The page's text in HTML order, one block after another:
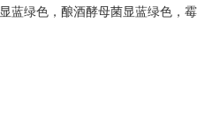
蓝绿色，酿酒酵母菌显蓝绿色，霉